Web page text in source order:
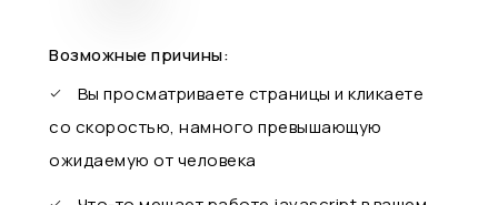
Возможные причины:
Вы просматриваете страницы и кликаете
со скоростью, намного превышающую
ожидаемую от человека